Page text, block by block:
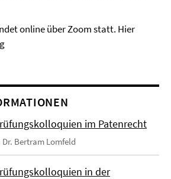
online über Zoom statt. Hier
im Patenrecht
Dr. Bertram Lomfeld
in der